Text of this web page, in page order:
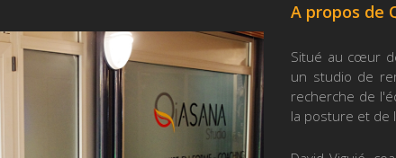
A propos de
Situé au cœur
un studio de
recherche de
la posture et de